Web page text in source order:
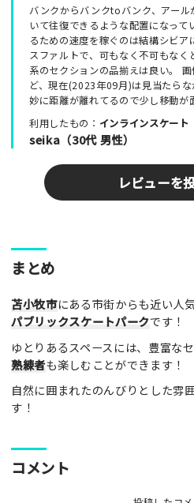
バンクからバンクtoバンク、アー
いて往復できるような配置になっ
るための速度を稼ぐのは結構シビ
スファルトで、可もなく不可もなく
系のセクションの品揃えは良い。
ど、現在(2023年09月)は見当たら
妙に距離が離れてるので少し移動
利用したもの： インラインスケート
seika（30代 男性）
レビューを
ここのパークやスポットの感想を
の参考となります！
レビュータイトル（※必須）
レビュー本文（※必須）
まとめ
苫小牧市にある市街からも近い人
パブリックスケートパークです！
ゆとりあるスペースには、豊富な
熟練者も楽しむことができます！
自然に囲まれたのんびりとした雰
す！
コメント